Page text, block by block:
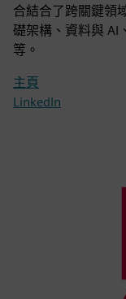
合結合了跨關鍵領
礎架構、資料與 AI
等。
主頁
LinkedIn